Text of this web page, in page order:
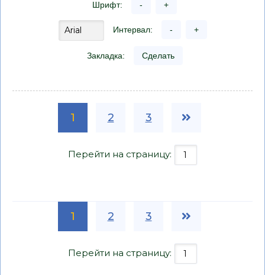
Шрифт: - +
Интервал: - +
Закладка: Сделать
1 2 3
Перейти на страницу:
1 2 3
Перейти на страницу: